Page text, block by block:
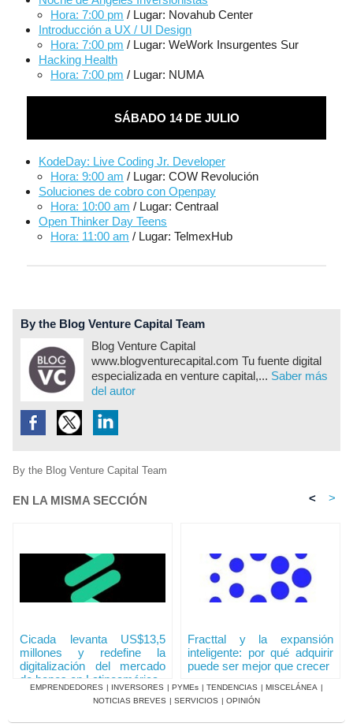
Hora: 7:00 pm / Lugar: Novahub Center
Introducción a UX / UI Design
Hora: 7:00 pm / Lugar: WeWork Insurgentes Sur
Hacking Health
Hora: 7:00 pm / Lugar: NUMA
SÁBADO 14 DE JULIO
KodeDay: Live Coding Jr. Developer
Hora: 9:00 am / Lugar: COW Revolución
Soluciones de cobro con Openpay
Hora: 10:00 am / Lugar: Centraal
Open Thinker Day Teens
Hora: 11:00 am / Lugar: TelmexHub
By the Blog Venture Capital Team
Blog Venture Capital
www.blogventurecapital.com Tu fuente digital
especializada en venture capital,... Saber más
del autor
By the Blog Venture Capital Team
EN LA MISMA SECCIÓN < >
Cicada levanta US$13,5
millones y redefine la
digitalización del mercado
de bonos en Latinoamérica
Fracttal y la expansión
inteligente: por qué adquirir
puede ser mejor que crecer
EMPRENDEDORES | INVERSORES | PYMEs | TENDENCIAS | MISCELÁNEA |
NOTICIAS BREVES | SERVICIOS | OPINIÓN